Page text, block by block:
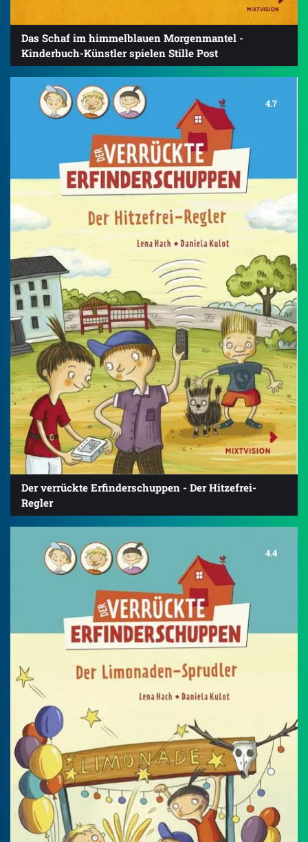
Das Schaf im himmelblauen Morgenmantel -
Kinderbuch-Künstler spielen Stille Post
4.7
Der verrückte Erfinderschuppen - Der Hitzefrei-
Regler
4.4